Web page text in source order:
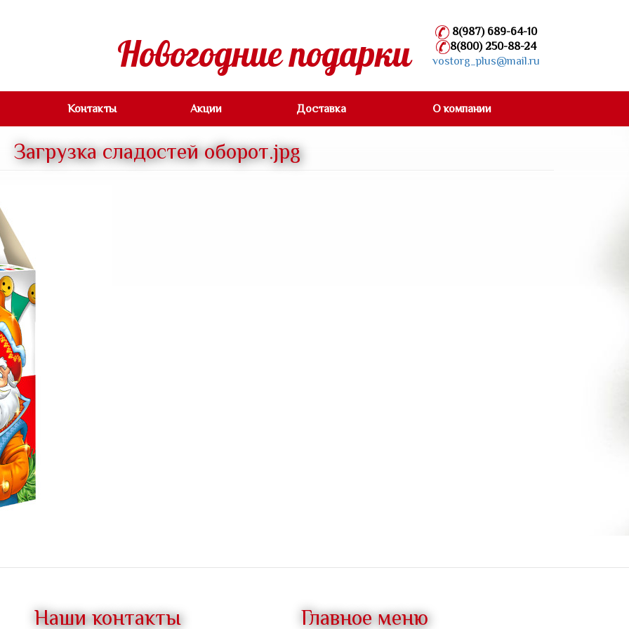
8(987) 689-64-10
8(800) 250-88-24
vostorg_plus@mail.ru
Новогодние подарки
Контакты Акции Доставка О компании
Загрузка сладостей оборот.jpg
Наши контакты Главное меню